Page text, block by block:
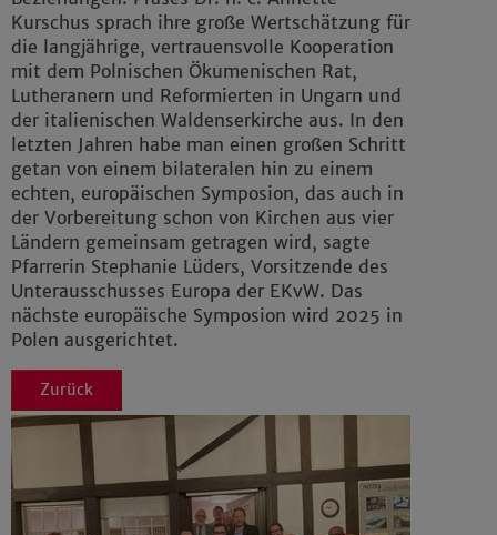
Kurschus sprach ihre große Wertschätzung für
die langjährige, vertrauensvolle Kooperation
mit dem Polnischen Ökumenischen Rat,
Lutheranern und Reformierten in Ungarn und
der italienischen Waldenserkirche aus. In den
letzten Jahren habe man einen großen Schritt
getan von einem bilateralen hin zu einem
echten, europäischen Symposion, das auch in
der Vorbereitung schon von Kirchen aus vier
Ländern gemeinsam getragen wird, sagte
Pfarrerin Stephanie Lüders, Vorsitzende des
Unterausschusses Europa der EKvW. Das
nächste europäische Symposion wird 2025 in
Polen ausgerichtet.
Zurück
Details anzeigen
Impressum|Datenschutz